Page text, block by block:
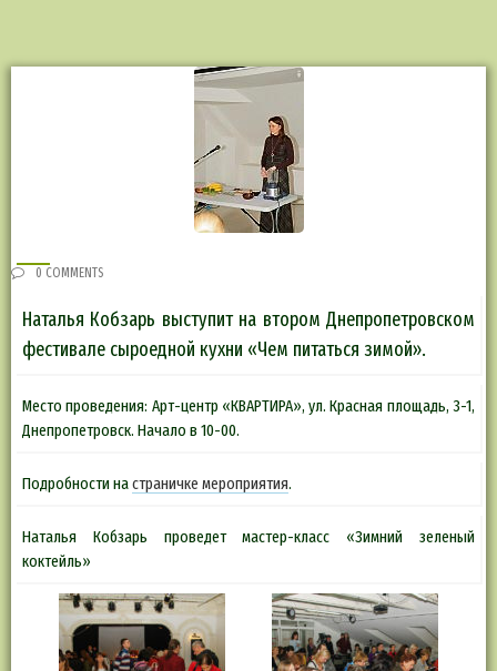
0 COMMENTS
Наталья Кобзарь выступит на втором Днепропетровском
фестивале сыроедной кухни «Чем питаться зимой».
Место проведения: Арт-центр «КВАРТИРА», ул. Красная площадь, 3-1,
Днепропетровск. Начало в 10-00.
Подробности настраничке мероприятия.
Наталья Кобзарь проведет мастер-класс «Зимний зеленый
коктейль»